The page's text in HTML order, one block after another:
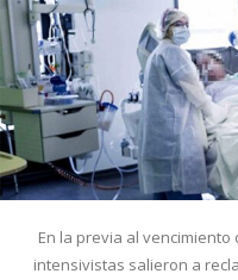
En la previa al
intensivistas salieron a